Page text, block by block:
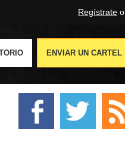
Regístrate o
ENVIAR UN CARTEL